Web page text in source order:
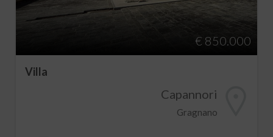
€ 850.000
Villa
Capannori
Gragnano